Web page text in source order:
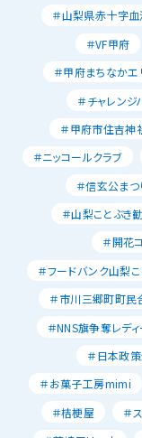
＃山梨県赤十字血
＃VF甲府
＃甲府まちなかエ
＃チャレンジ
＃甲府市住吉神
＃ニッコールクラブ
＃信玄公まつ
＃山梨ことぶき
＃開花
＃フードバンク山梨
＃市川三郷町町民
＃NNS旗争奪レデ
＃日本政
＃お菓子工房mimi
＃桔梗屋
＃